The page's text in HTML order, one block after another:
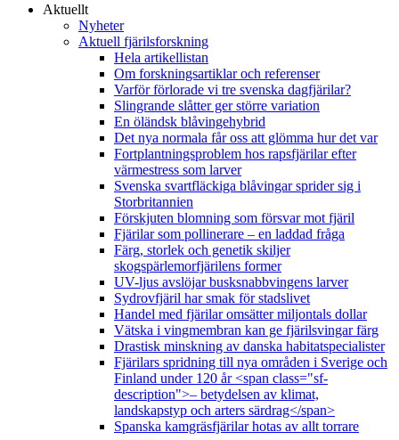
Aktuellt
Nyheter
Aktuell fjärilsforskning
Hela artikellistan
Om forskningsartiklar och referenser
Varför förlorade vi tre svenska dagfjärilar?
Slingrande slåtter ger större variation
En öländsk blåvingehybrid
Det nya normala får oss att glömma hur det var
Fortplantningsproblem hos rapsfjärilar efter
värmestress som larver
Svenska svartfläckiga blåvingar sprider sig i
Storbritannien
Förskjuten blomning som försvar mot fjäril
Fjärilar som pollinerare – en laddad fråga
Färg, storlek och genetik skiljer
skogspärlemorfjärilens former
UV-ljus avslöjar busksnabbvingens larver
Sydrovfjäril har smak för stadslivet
Handel med fjärilar omsätter miljontals dollar
Vätska i vingmembran kan ge fjärilsvingar färg
Drastisk minskning av danska habitatspecialister
Fjärilars spridning till nya områden i Sverige och
Finland under 120 år <span class="sf-
description">– betydelsen av klimat,
landskapstyp och arters särdrag</span>
Spanska kamgräsfjärilar hotas av allt torrare